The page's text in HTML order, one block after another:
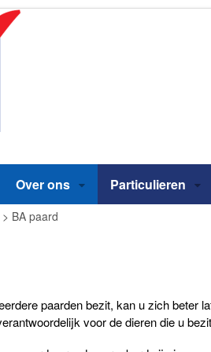
Over ons Particulieren
> BA paard
paarden bezit, kan u zich beter
voor de dieren die u